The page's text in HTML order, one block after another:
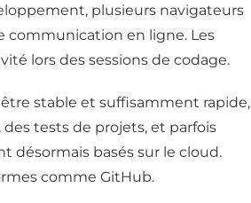
plusieurs navigateurs
communication en ligne. Les
lors des sessions de codage.
stable et suffisamment rapide,
tests de projets, et parfois
basés sur le cloud.
comme GitHub.